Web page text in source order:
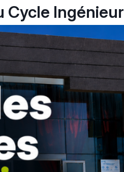
Cycle Ingénieur